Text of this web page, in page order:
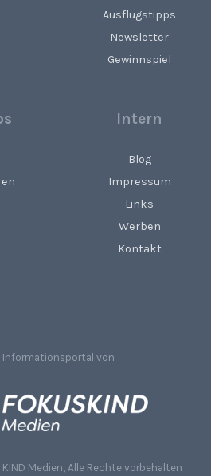
Ausflugstipps
Newsletter
Gewinnspiel
Intern
Blog
Impressum
Links
Werben
Kontakt
Informationsportal von
KIND Medien, Alle Rechte vorbehalten